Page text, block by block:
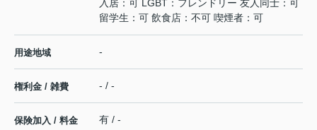
入居：可 LGBT：フレンドリー 友人同士：可
留学生：可 飲食店：不可 喫煙者：可
用途地域 -
権利金 / 雑費 - / -
保険加入 / 料金 有 / -